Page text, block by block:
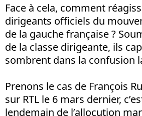
Face à cela, comment
dirigeants officiels du
de la gauche française ?
de la classe dirigeante, ils
sombrent dans la confusion
Prenons le cas de François
sur RTL le 6 mars dernier,
lendemain de l’allocution